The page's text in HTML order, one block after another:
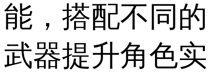
能，搭配不同的
武器提升角色实